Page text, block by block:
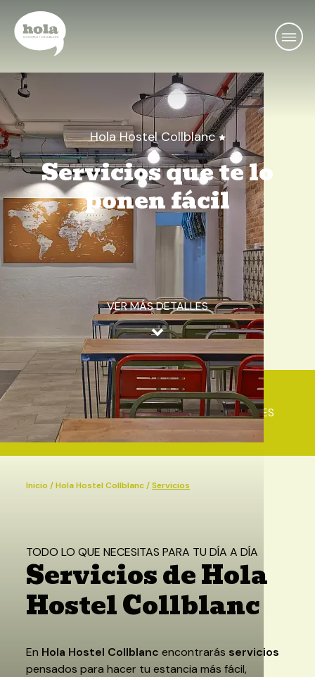
Hola Hostel Collblanc
Servicios que te lo
ponen fácil
VER MÁS DETALLES
HOLA HOSTEL COLLBLANC HABITACIONES
Inicio /Hola Hostel Collblanc/Servicios
TODO LO QUE NECESITAS PARA TU DÍA A DÍA
Servicios de Hola
Hostel Collblanc
En Hola Hostel Collblanc encontrarás servicios
pensados para hacer tu estancia más fácil,